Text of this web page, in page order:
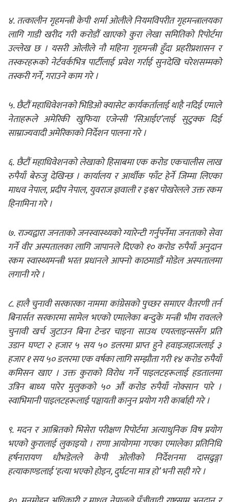
४. तत्कालीन गृहमन्त्री केपी शर्मा ओलीले नियमविपरीत गृहमन्त्रालयका
लागि गाडी खरीद गरी करोडौं खाएको कुरा लेखा समितिको रिपोर्टमा
उल्लेख छ । यसरी ओलीले नौ महिना गृहमन्त्री हुँदा प्रहरीप्रशासन र
तस्करहरूको नेर्टवर्कभित्र पार्टीलाई प्रवेश गर्राई सुनदेखि चरेशसम्मको
तस्करी गर्ने, गराउने काम गरे ।
५. छैटौं महाधिवेशनको भिडिओ क्यासेट कार्यकर्तालाई थाहै नदिई एमाले
नेताहरूले अमेरिकी खुफिया एजेन्सी ‘सिआईए’लाई सुटुक्क दिई
साम्राज्यवादी अमेरिकाको निर्देशन पालना गरे ।
६. छैटौं महाधिवेशनको लेखाको हिसाबमा एक करोड एकचालीस लाख
रुपैयाँ बेरुजु देखिन्छ । कार्यालय र आर्थीक फाँट हेर्ने जिम्मा लिएका
माधव नेपाल, प्रदीप नेपाल, युवराज ज्ञवाली र इश्वर पोखरेलले उक्त रकम
हिनामिना गरे ।
७. राज्यद्वारा जनताको जनस्वास्थ्यको ग्यारेन्टी गर्नुपर्नेमा जनताको सेवा
गर्ने वीर अस्पतालका लागि जापानले दिएको १० करोड रुपैयाँ अनुदान
रकम स्वास्थ्यमन्त्री भरत प्रधानले आफ्नो काठमाडौं मोडेल अस्पतालमा
लगानी गरे ।
८. हालै चुनावी सरकारका नाममा कांग्रेसको पुच्छर समाएर वैतरणी तर्न
बिनार्सत सरकारमा सामेल भएको एमालेका बन्दुके मन्त्री भीम रावलले
चुनावी खर्च जुटाउन बिना टेन्डर चाइना साउथ एयरलाइन्ससँग प्रति
उडान घण्टा २ हजार ५ सय ५० डलरमा प्राप्त हुने हवाइजहाजलाई ३
हजार १ सय ५० डलरमा एक वर्षका लागि सम्झौता गरी १४ करोड रुपैयाँ
कमिसन खाए । उक्त कुराको विरोध गर्ने पाइलटहरूलाई हडतालमा
उत्रिन बाध्य पारेर मुलुकको ५० औं करोड रुपैयाँ नोक्सान पारे ।
स्वाभिमानी पाइलटहरूलाई पञ्चायती कानुन प्रयोग गरी कार्बाही गरे ।
९. मदन र आश्रितको भिसेरा परीक्षण रिपोर्टमा अत्याधुनिक विष प्रयोग
भएको कुरालाई लुकाइयो । राणा आयोगमा गएका एमालेका प्रतिनिधि
हर्षनारायण धौभडेलले केपी ओलीको निर्देशनमा दासढुङ्गा
हत्याकाण्डलाई ‘हत्या भएको होइन, दुर्घटना मात्र हो’ भनी सही गरे ।